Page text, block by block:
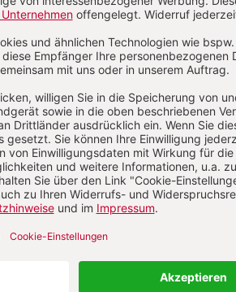
jetzt lesen!
Im Abo
Ihr Plus: Zugriff auch auf alle anderen
Artikel im Abo-Bereich